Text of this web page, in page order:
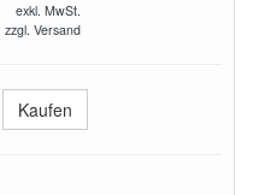
exkl. MwSt.
zzgl. Versand